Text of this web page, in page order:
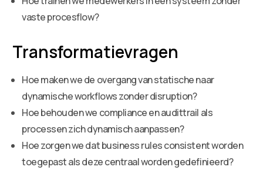
vaste procesflow?
Transformatievragen
Hoe maken we de overgang van statische naar
dynamische workflows zonder disruption?
Hoe behouden we compliance en audittrail als
processen zich dynamisch aanpassen?
Hoe zorgen we dat business rules consistent worden
toegepast als deze centraal worden gedefinieerd?